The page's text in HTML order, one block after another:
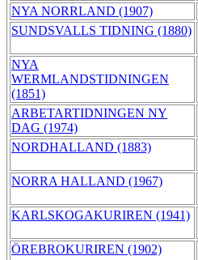
NYA NORRLAND (1907)
SUNDSVALLS TIDNING (1880)
NYA
WERMLANDSTIDNINGEN
(1851)
ARBETARTIDNINGEN NY
DAG (1974)
NORDHALLAND (1883)
NORRA HALLAND (1967)
KARLSKOGAKURIREN (1941)
ÖREBROKURIREN (1902)